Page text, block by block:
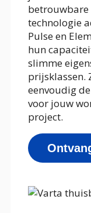
betrouwbare
technologie
Pulse en
hun
slimme
prijsklassen.
eenvoudig
voor jouw
project.